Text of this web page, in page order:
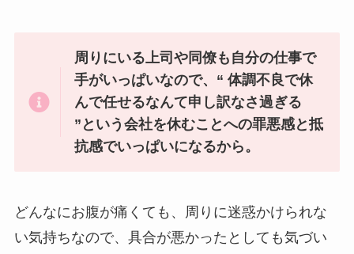
周りにいる上司や同僚も自分の仕事で
手がいっぱいなので、“ 体調不良で休
んで任せるなんて申し訳なさ過ぎる
”という会社を休むことへの罪悪感と抵
抗感でいっぱいになるから。
どんなにお腹が痛くても、周りに迷惑かけられな
い気持ちなので、具合が悪かったとしても気づい